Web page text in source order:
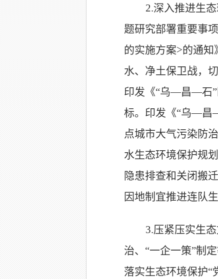
2.深入推进生
题研究部署重要事
的实施方案>的通知
水、净土保卫战，
印发《“乌—昌—石
标。印发《“乌—昌
点城市大气污染防
水生态环境保护规
隐患排查和关闭搬
因地制宜推进连队
3.压紧压实生
治、 “一企一策”制
落实生态环境保护“